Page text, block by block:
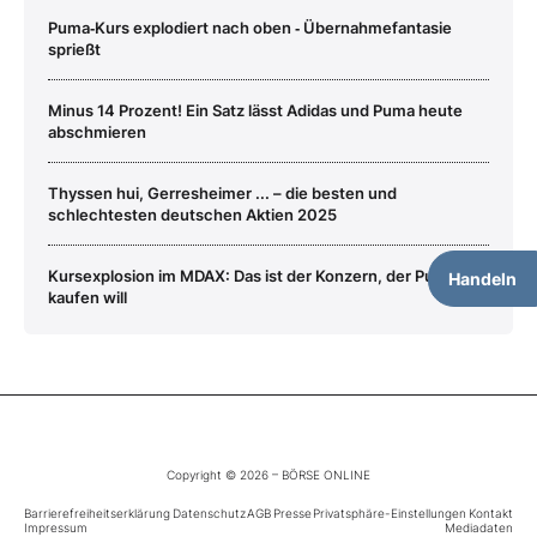
Handeln
Puma‑Kurs explodiert nach oben ‑ Übernahmefantasie
sprießt
Minus 14 Prozent! Ein Satz lässt Adidas und Puma heute
abschmieren
Thyssen hui, Gerresheimer ... – die besten und
schlechtesten deutschen Aktien 2025
Kursexplosion im MDAX: Das ist der Konzern, der Puma
kaufen will
Copyright © 2026 – BÖRSE ONLINE
Barrierefreiheitserklärung DatenschutzAGB PressePrivatsphäre-Einstellungen Kontakt
Impressum
Mediadaten